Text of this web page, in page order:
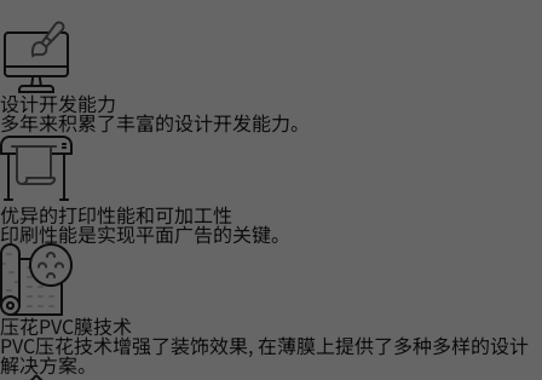
设计开发能力
多年来积累了丰富的设计开发能力。
优异的打印性能和可加工性
印刷性能是实现平面广告的关键。
压花PVC膜技术
PVC压花技术增强了装饰效果, 在薄膜上提供了多种多样的设计
解决方案。